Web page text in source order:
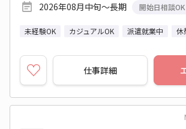
2026年08月中旬～長期
開始日相談OK
未経験OK カジュアルOK 派遣就業中 休
仕事詳細